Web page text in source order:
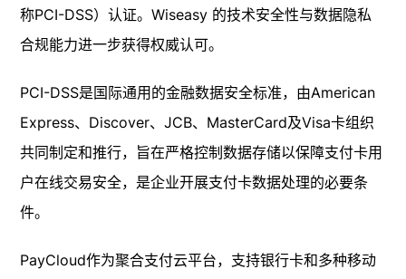
称PCI-DSS）认证。Wiseasy 的技术安全性与数据隐私
合规能力进一步获得权威认可。
PCI-DSS是国际通用的金融数据安全标准，由American
Express、Discover、JCB、MasterCard及Visa卡组织
共同制定和推行，旨在严格控制数据存储以保障支付卡用
户在线交易安全，是企业开展支付卡数据处理的必要条
件。
PayCloud作为聚合支付云平台，支持银行卡和多种移动